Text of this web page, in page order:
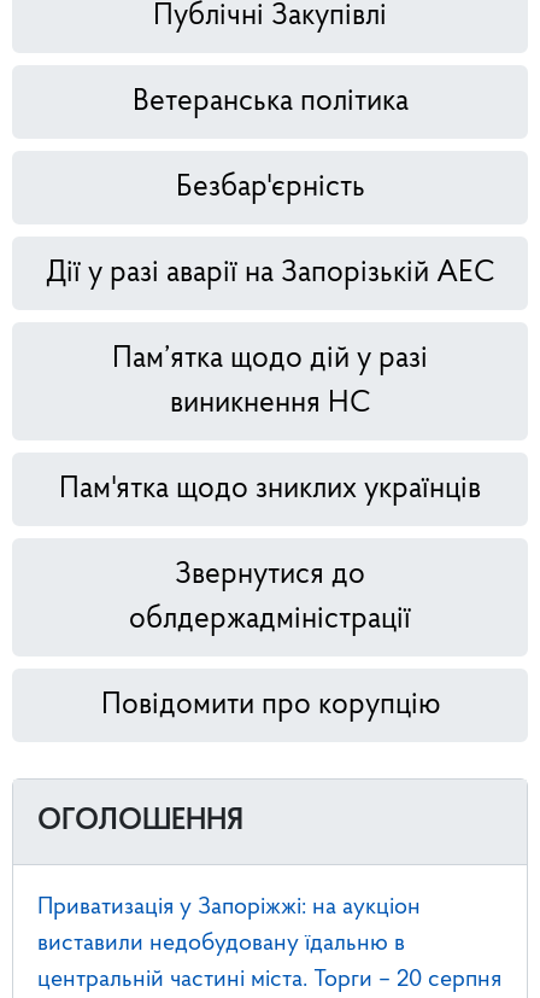
Публічні Закупівлі
Ветеранська політика
Безбар'єрність
Дії у разі аварії на Запорізькій АЕС
Пам’ятка щодо дій у разі
виникнення НС
Пам'ятка щодо зниклих українців
Звернутися до
облдержадміністрації
Повідомити про корупцію
ОГОЛОШЕННЯ
Приватизація у Запоріжжі: на аукціон
виставили недобудовану їдальню в
центральній частині міста. Торги – 20 серпня